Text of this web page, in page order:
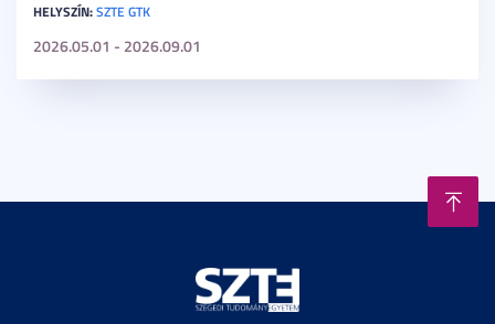
2026.05.01 - 2026.09.01
HELYSZÍN:SZTE GTK